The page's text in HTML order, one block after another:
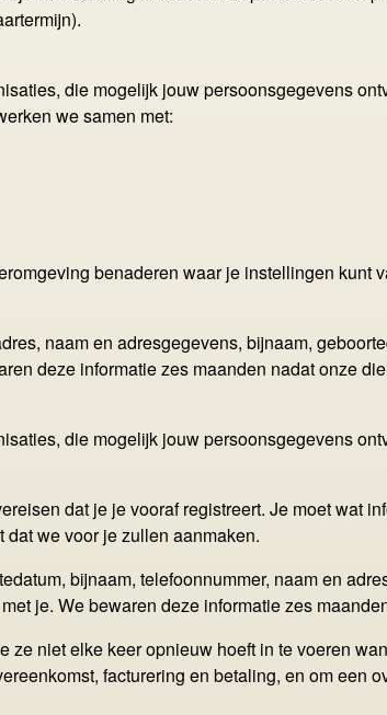
die mogelijk jouw persoonsgegevens
we samen met:
benaderen waar je instellingen
naam en adresgegevens, bijnaam,
deze informatie zes maanden nadat onze
die mogelijk jouw persoonsgegevens
dat je je vooraf registreert. Je moet wat
we voor je zullen aanmaken.
bijnaam, telefoonnummer, naam en
je. We bewaren deze informatie zes
ze niet elke keer opnieuw hoeft in te voeren
facturering en betaling, en om een